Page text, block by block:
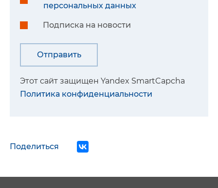
персональных данных
Подписка на новости
Этот сайт защищен Yandex SmartCapcha
Политика конфиденциальности
Поделиться